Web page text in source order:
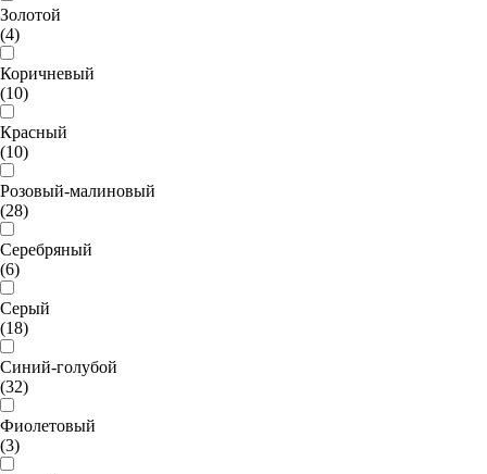
Золотой
(4)
Коричневый
(10)
Красный
(10)
Розовый-малиновый
(28)
Серебряный
(6)
Серый
(18)
Синий-голубой
(32)
Фиолетовый
(3)